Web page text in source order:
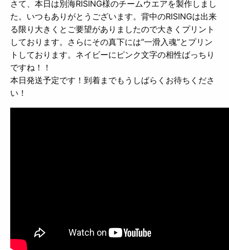
さて、本日は別海RISING様のチームウエアを製作しまし
た。いつもありがとうございます。背中のRISINGは出来
る限り大きくとご要望がありましたので大きくプリント
しております。さらにその真下には”一滑入魂”とプリン
トしております。ネイビーにピンク文字の相性ばっちり
ですね！！
本日発送予定です！到着までもうしばらくお待ちくださ
い！